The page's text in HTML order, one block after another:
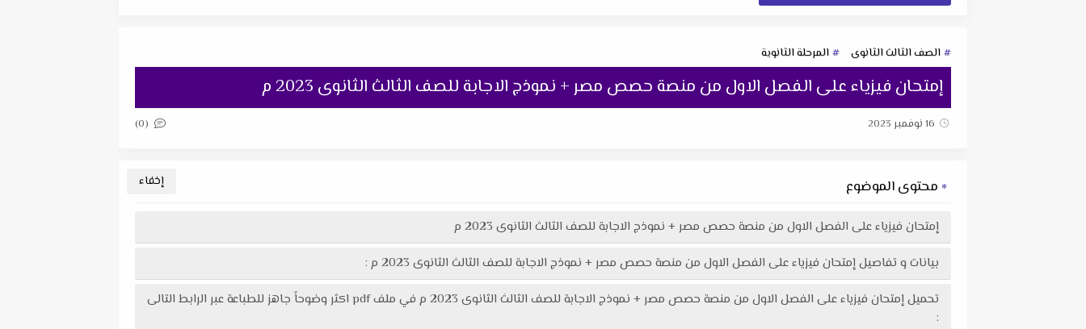
الصف الثالث الثانوى المرحلة الثانوية
إمتحان فيزياء على الفصل الاول من منصة حصص مصر + نموذج الاجابة للصف الثالث الثانوى 2023 م
16 نوفمبر 2023 (0)
محتوى الموضوع
إمتحان فيزياء على الفصل الاول من منصة حصص مصر + نموذج الاجابة للصف الثالث الثانوى 2023 م
بيانات و تفاصيل إمتحان فيزياء على الفصل الاول من منصة حصص مصر + نموذج الاجابة للصف الثالث الثانوى 2023 م :
تحميل إمتحان فيزياء على الفصل الاول من منصة حصص مصر + نموذج الاجابة للصف الثالث الثانوى 2023 م في ملف pdf اكثر وضوحاً جاهز للطباعة عبر الرابط التالى
: